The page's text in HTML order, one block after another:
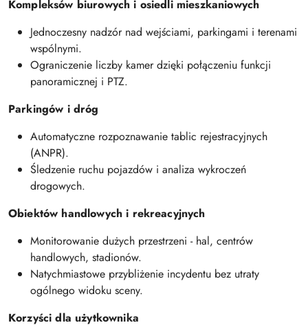
Kompleksów biurowych i osiedli mieszkaniowych
Jednoczesny nadzór nad wejściami, parkingami i terenami
wspólnymi.
Ograniczenie liczby kamer dzięki połączeniu funkcji
panoramicznej i PTZ.
Parkingów i dróg
Automatyczne rozpoznawanie tablic rejestracyjnych
(ANPR).
Śledzenie ruchu pojazdów i analiza wykroczeń
drogowych.
Obiektów handlowych i rekreacyjnych
Monitorowanie dużych przestrzeni - hal, centrów
handlowych, stadionów.
Natychmiastowe przybliżenie incydentu bez utraty
ogólnego widoku sceny.
Korzyści dla użytkownika